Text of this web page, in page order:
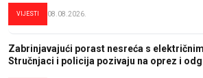
VIJESTI 08.08.2026.
Zabrinjavajući porast nesreća s
Stručnjaci i policija pozivaju na oprez i